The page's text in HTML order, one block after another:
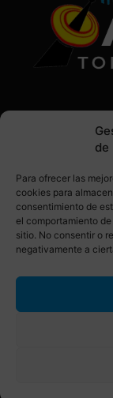
de
Para ofrecer las
cookies para
consentimiento de
el comportamiento
sitio. No consentir o
negativamente a
© Torrevieja ON.